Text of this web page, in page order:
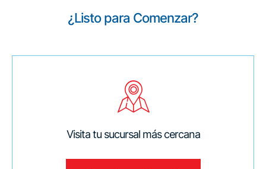
¿Listo para Comenzar?
Visita tu sucursal más cercana